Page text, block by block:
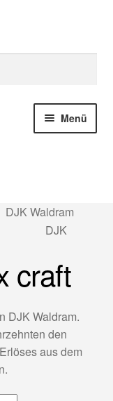
Menü
DJK Waldram
DJK
craft
DJK Waldram.
den
aus dem